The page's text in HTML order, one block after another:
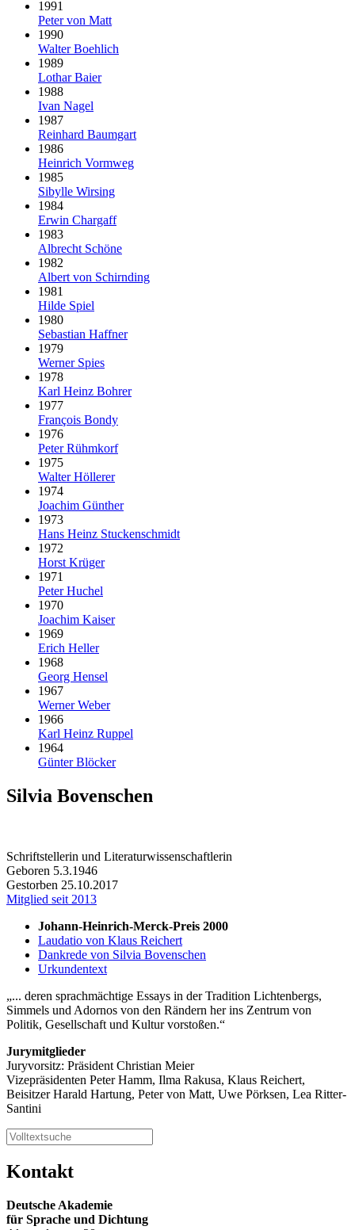
1991
Peter von Matt
1990
Walter Boehlich
1989
Lothar Baier
1988
Ivan Nagel
1987
Reinhard Baumgart
1986
Heinrich Vormweg
1985
Sibylle Wirsing
1984
Erwin Chargaff
1983
Albrecht Schöne
1982
Albert von Schirnding
1981
Hilde Spiel
1980
Sebastian Haffner
1979
Werner Spies
1978
Karl Heinz Bohrer
1977
François Bondy
1976
Peter Rühmkorf
1975
Walter Höllerer
1974
Joachim Günther
1973
Hans Heinz Stuckenschmidt
1972
Horst Krüger
1971
Peter Huchel
1970
Joachim Kaiser
1969
Erich Heller
1968
Georg Hensel
1967
Werner Weber
1966
Karl Heinz Ruppel
1964
Günter Blöcker
Silvia Bovenschen
Schriftstellerin und Literaturwissenschaftlerin
Geboren 5.3.1946
Gestorben 25.10.2017
Mitglied seit 2013
Johann-Heinrich-Merck-Preis 2000
Laudatio von Klaus Reichert
Dankrede von Silvia Bovenschen
Urkundentext
... deren sprachmächtige Essays in der Tradition Lichtenbergs,
Simmels und Adornos von den Rändern her ins Zentrum von
Politik, Gesellschaft und Kultur vorstoßen.
Jurymitglieder
Juryvorsitz: Präsident Christian Meier
Vizepräsidenten Peter Hamm, Ilma Rakusa, Klaus Reichert,
Beisitzer Harald Hartung, Peter von Matt, Uwe Pörksen, Lea Ritter-
Santini
Kontakt
Deutsche Akademie
für Sprache und Dichtung